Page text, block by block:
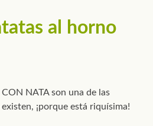
al horno
NATA son una de las
¡porque está riquísima!